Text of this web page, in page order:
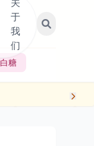
于
我
们
白糖